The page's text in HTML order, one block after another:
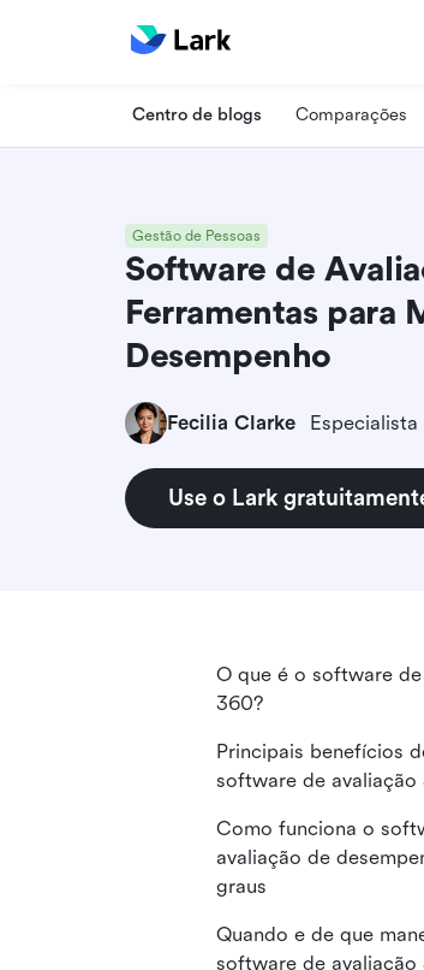
Centro de blogs Comparações
Gestão de Pessoas
Software de
Ferramentas para
Desempenho
Fecilia Clarke
Use o Lark
O que é o software
360?
Principais benefícios
software de avaliação
Como funciona o
avaliação de
graus
Quando e de que
software de avaliação